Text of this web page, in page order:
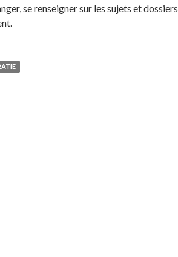
se renseigner sur les sujets et dossiers